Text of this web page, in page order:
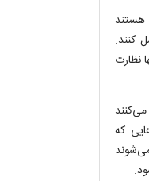
هستند
کنند.
نظارت
که